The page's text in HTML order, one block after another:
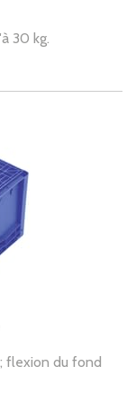
30 kg.
flexion du fond